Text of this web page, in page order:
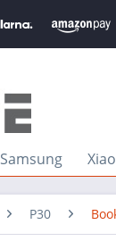
Samsung
P30